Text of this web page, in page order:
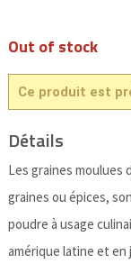
Out of stock
Ce produit est
Détails
Les graines moulues
graines ou épices,
poudre à usage
amérique latine et